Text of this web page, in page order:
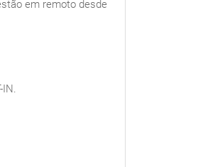
em remoto desde
IN.